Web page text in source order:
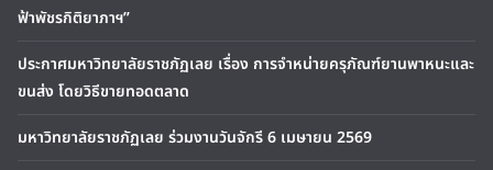
ฟ้าพัชรกิติยาภาฯ”
ประกาศมหาวิทยาลัยราชภัฏเลย เรื่อง การจำหน่ายครุภัณฑ์ยานพาหนะและ
ขนส่ง โดยวิธีขายทอดตลาด
มหาวิทยาลัยราชภัฏเลย ร่วมงานวันจักรี 6 เมษายน 2569